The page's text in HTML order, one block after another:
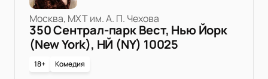
Москва, МХТ им. А. П. Чехова
350 Сентрал-парк Вест, Нью Йорк
(New York), НЙ (NY) 10025
18+ Комедия